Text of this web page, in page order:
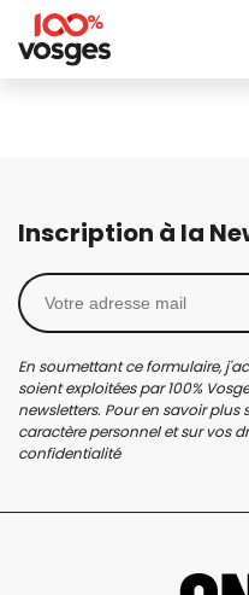
Inscription à la
En soumettant ce formulaire,
soient exploitées par 100%
newsletters. Pour en savoir
caractère personnel et sur vos
confidentialité